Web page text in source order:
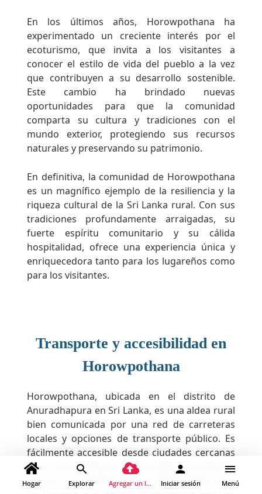
En los últimos años, Horowpothana ha
experimentado un creciente interés por el
ecoturismo, que invita a los visitantes a
conocer el estilo de vida del pueblo a la vez
que contribuyen a su desarrollo sostenible.
Este cambio ha brindado nuevas
oportunidades para que la comunidad
comparta su cultura y tradiciones con el
mundo exterior, protegiendo sus recursos
naturales y preservando su patrimonio.
En definitiva, la comunidad de Horowpothana
es un magnífico ejemplo de la resiliencia y la
riqueza cultural de la Sri Lanka rural. Con sus
tradiciones profundamente arraigadas, su
fuerte espíritu comunitario y su cálida
hospitalidad, ofrece una experiencia única y
enriquecedora tanto para los lugareños como
para los visitantes.
Transporte y accesibilidad en
Horowpothana
Horowpothana, ubicada en el distrito de
Anuradhapura en Sri Lanka, es una aldea rural
bien comunicada por una red de carreteras
locales y opciones de transporte público. Es
fácilmente accesible desde ciudades cercanas
como Anuradhapura, Kurunegala y Dambulla,
lo que la convierte en una parada ideal para
Hogar Explorar Agregar un lugar Iniciar sesión Menú